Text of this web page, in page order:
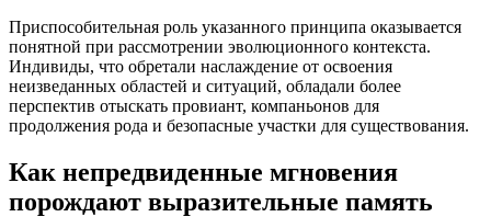
Приспособительная роль указанного принципа оказывается
понятной при рассмотрении эволюционного контекста.
Индивиды, что обретали наслаждение от освоения
неизведанных областей и ситуаций, обладали более
перспектив отыскать провиант, компаньонов для
продолжения рода и безопасные участки для существования.
Как непредвиденные мгновения
порождают выразительные память